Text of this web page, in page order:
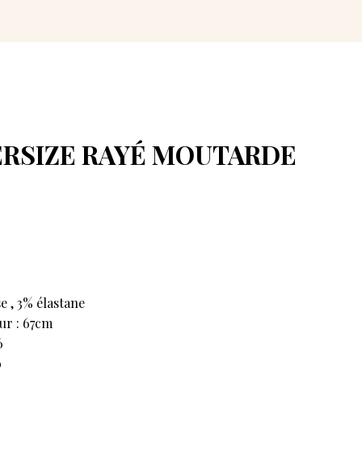
RAYÉ MOUTARDE
, 3% élastane
: 67cm